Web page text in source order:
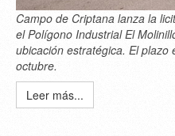
Campo de Criptana lanza la
el Polígono Industrial El
ubicación estratégica. El
octubre.
Leer más...